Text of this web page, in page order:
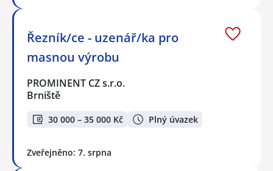
Řezník/ce - uzenář/ka pro
masnou výrobu
PROMINENT CZ s.r.o.
Brniště
30 000 – 35 000 Kč Plný úvazek
Zveřejněno: 7. srpna